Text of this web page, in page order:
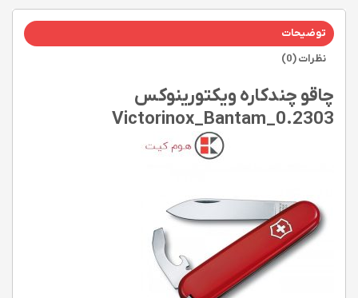
توضیحات
نظرات (0)
چاقو چندکاره ویکتورینوکس
Victorinox_Bantam_0.2303